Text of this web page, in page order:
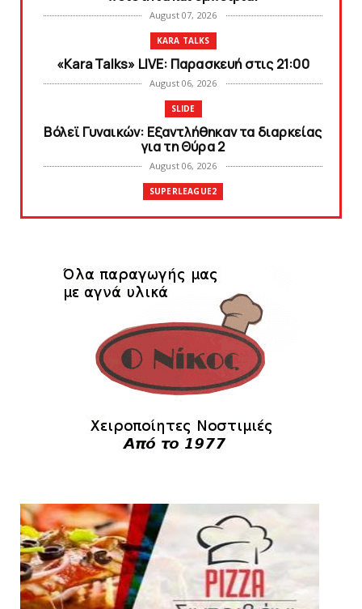
August 07, 2026
KARA TALKS
«Kara Talks» LIVE: Παρασκευή στις 21:00
August 06, 2026
SLIDE
Bόλεϊ Γυναικών: Εξαντλήθηκαν τα διαρκείας
για τη Θύρα 2
August 06, 2026
SUPERLEAGUE2
Στην AEΛ ο Παπαγεωργίου
Πανιώνιoς: Tο πρόγραμμα στο
φιλανθρωπικό τουρνουά του Bόλου
Πανιώνια Εκπομπή: Eυχαριστούμε και...
συνεχίζουμε!
August 04, 2026
HEADLINES
Θλίψη για τον χαμό του Γιώργου
SLIDE
Ξεκινά η ελεύθερη διάθεση των εισιτηρίων
διαρκείας του βόλεϊ...
August 04, 2026